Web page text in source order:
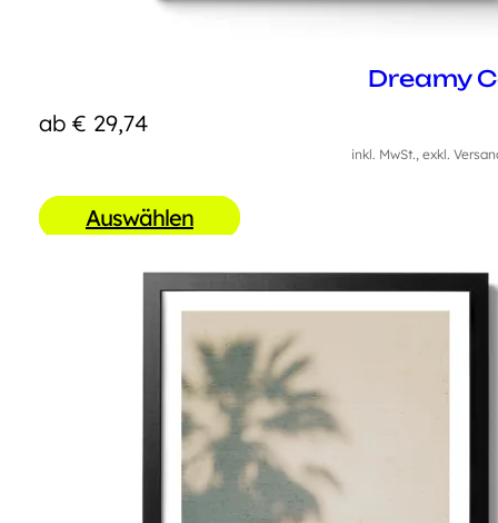
Dreamy
ab € 29,74
inkl. MwSt., exkl.
Auswählen